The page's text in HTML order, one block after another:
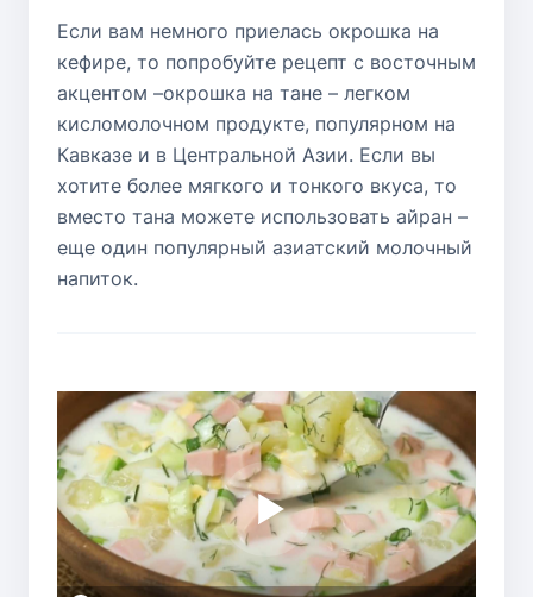
Если вам немного приелась окрошка на
кефире, то попробуйте рецепт с восточным
акцентом –окрошка на тане – легком
кисломолочном продукте, популярном на
Кавказе и в Центральной Азии. Если вы
хотите более мягкого и тонкого вкуса, то
вместо тана можете использовать айран –
еще один популярный азиатский молочный
напиток.